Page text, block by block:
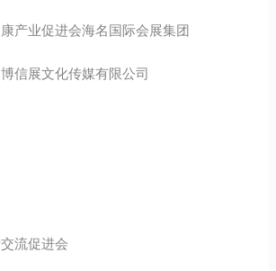
产业促进会海名国际会展集团
信展文化传媒有限公司
流促进会